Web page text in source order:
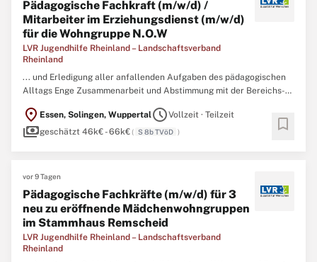
Pädagogische Fachkraft (m/w/d) /
Mitarbeiter im Erziehungsdienst (m/w/d)
für die Wohngruppe N.O.W
LVR Jugendhilfe Rheinland – Landschaftsverband
Rheinland
... und Erledigung aller anfallenden Aufgaben des pädagogischen
Alltags Enge Zusammenarbeit und Abstimmung mit der Bereichs-
Voraussetzung für die Besetzung: Diplom-
Sozialpädagogin/Sozialpädagogen oder staatliche Anerkennung
location_on Essen, Solingen, WuppertalscheduleVollzeit · Teilzeit
paymentsgeschätzt 46k€ - 66k€( S 8b TVöD ) bookmark
vor 9 Tagen
Pädagogische Fachkräfte (m/w/d) für 3
neu zu eröffnende Mädchenwohngruppen
im Stammhaus Remscheid
LVR Jugendhilfe Rheinland – Landschaftsverband
Rheinland